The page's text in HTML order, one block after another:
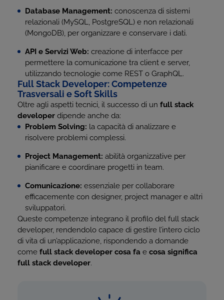
Database Management: conoscenza di sistemi
relazionali (MySQL, PostgreSQL) e non relazionali
(MongoDB), per organizzare e conservare i dati.
API e Servizi Web: creazione di interfacce per
permettere la comunicazione tra client e server,
utilizzando tecnologie come REST o GraphQL.
Full Stack Developer: Competenze
Trasversali e Soft Skills
Oltre agli aspetti tecnici, il successo di un full stack
developer dipende anche da:
Problem Solving: la capacità di analizzare e
risolvere problemi complessi.
Project Management: abilità organizzative per
pianificare e coordinare progetti in team.
Comunicazione: essenziale per collaborare
efficacemente con designer, project manager e altri
sviluppatori.
Queste competenze integrano il profilo del full stack
developer, rendendolo capace di gestire l’intero ciclo
di vita di un’applicazione, rispondendo a domande
come full stack developer cosa fa e cosa significa
full stack developer.